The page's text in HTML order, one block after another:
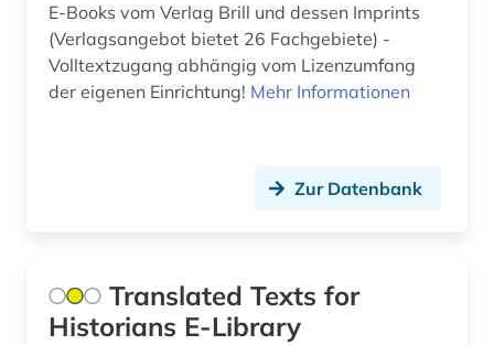
lied (1)
limondjian (1)
literatur (3)
management (1)
mittelalter (1)
Ostasien (2)
Osteuropa (2)
Rheinland-Pfalz (1)
E-Books vom Verlag Brill und dessen Imprints
(Verlagsangebot bietet 26 Fachgebiete) -
Volltextzugang abhängig vom Lizenzumfang
der eigenen Einrichtung! Mehr Informationen
Zur Datenbank
Translated Texts for
Historians E-Library